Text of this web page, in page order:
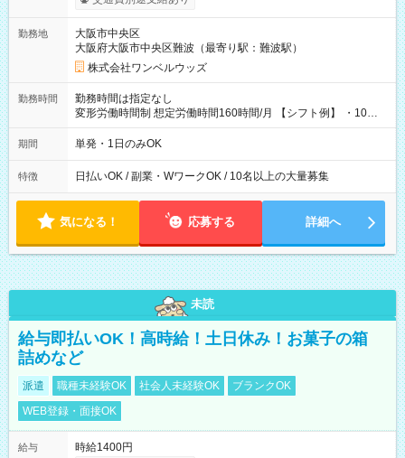
勤務地
大阪市中央区
大阪府大阪市中央区難波（最寄り駅：難波駅）
株式会社ワンベルウッズ
勤務時間
勤務時間は指定なし
変形労働時間制 想定労働時間160時間/月 【シフト例】 ・10：
00～20：00
期間 単発・1日のみOK
特徴 日払いOK / 副業・WワークOK / 10名以上の大量募集
気になる！ 応募する 詳細へ
未読
給与即払いOK！高時給！土日休み！お菓子の箱
詰めなど
派遣 職種未経験OK 社会人未経験OK
ブランクOK
WEB登録・面接OK
給与
時給1400円